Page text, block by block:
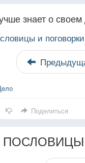
знает о своем
и
Поделиться